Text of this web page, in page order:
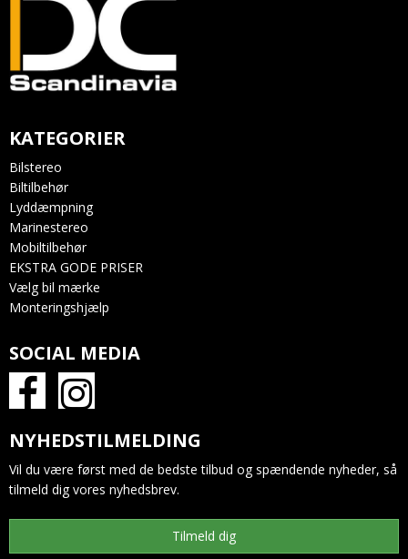
KATEGORIER
Bilstereo
Biltilbehør
Lyddæmpning
Marinestereo
Mobiltilbehør
EKSTRA GODE PRISER
Vælg bil mærke
Monteringshjælp
SOCIAL MEDIA
NYHEDSTILMELDING
Vil du være først med de bedste tilbud og spændende nyheder, så
tilmeld dig vores nyhedsbrev.
Tilmeld dig